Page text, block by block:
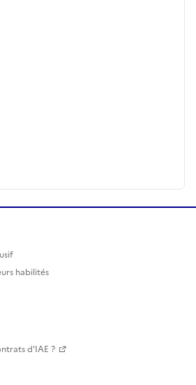
habilités
d'IAE ?